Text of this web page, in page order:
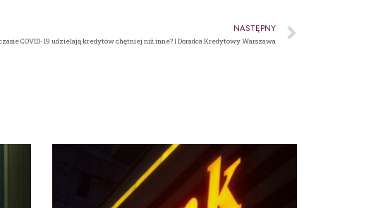
NASTĘPNY
COVID-19 udzielają kredytów chętniej niż inne? | Doradca Kredytowy Warszawa